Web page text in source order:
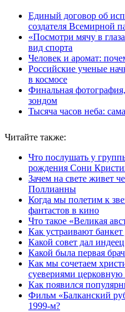
Единый договор об
создателя Всемирной
«Посмотри мячу в
вид спорта
Человек и аромат:
Российские ученые
в космосе
Финальная
зондом
Тысяча часов неба:
Читайте также:
Что послушать у
рождения Сони
Зачем на свете живет
Поллианны
Когда мы полетим к
фантастов в кино
Что такое «Великая
Как устраивают
Какой совет дал
Какой была первая
Как мы сочетаем
суевериями церковную
Как появился
Фильм «Балканский
1999-м?